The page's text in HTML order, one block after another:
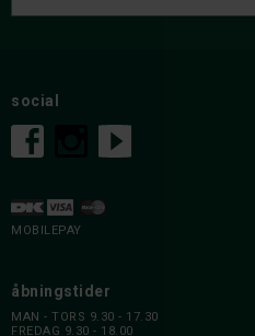
social
MOBILEPAY
åbningstider
MAN - TORS 9.30 - 17.30
FREDAG 9.30 - 18.00